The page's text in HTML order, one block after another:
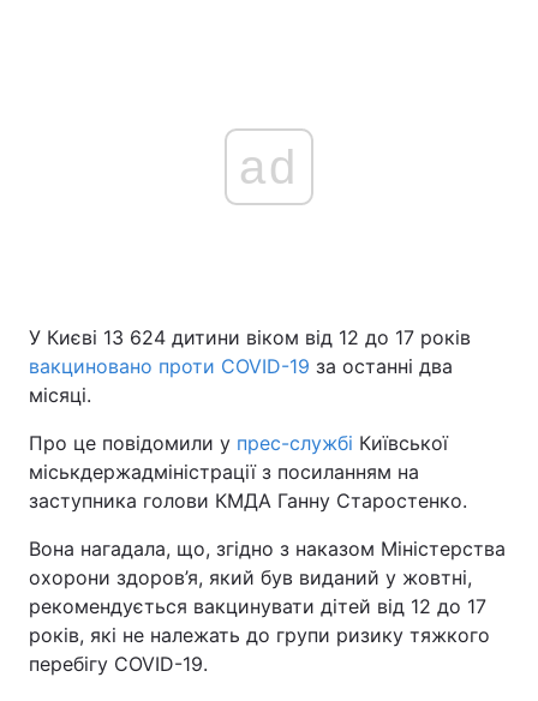
ad
У Києві 13 624 дитини віком від 12 до 17 років
вакциновано проти COVID-19 за останні два
місяці.
Про це повідомили у прес-службі Київської
міськдержадміністрації з посиланням на
заступника голови КМДА Ганну Старостенко.
Вона нагадала, що, згідно з наказом Міністерства
охорони здоров’я, який був виданий у жовтні,
рекомендується вакцинувати дітей від 12 до 17
років, які не належать до групи ризику тяжкого
перебігу COVID-19.